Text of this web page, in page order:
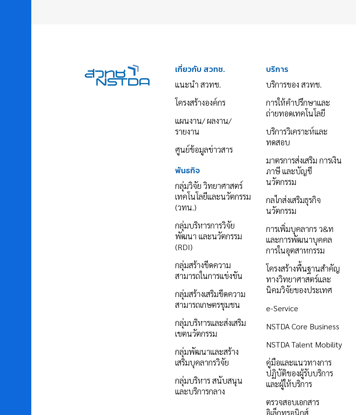
เกี่ยวกับ สวทช.
แนะนำ สวทช.
โครงสร้างองค์กร
แผนงาน/ ผลงาน/
รายงาน
ศูนย์ข้อมูลข่าวสาร
พันธกิจ
กลุ่มวิจัย วิทยาศาสตร์
เทคโนโลยีและนวัตกรรม
(วทน.)
กลุ่มบริหารการวิจัย
พัฒนา และนวัตกรรม
(RDI)
กลุ่มสร้างขีดความ
สามารถในการแข่งขัน
กลุ่มสร้างเสริมขีดความ
สามารถเกษตรชุมชน
กลุ่มบริหารและส่งเสริม
เขตนวัตกรรม
กลุ่มพัฒนาและสร้าง
เสริมบุคลากรวิจัย
กลุ่มบริหาร สนับสนุน
และบริการกลาง
บริการ
บริการของ สวทช.
การให้คำปรึกษาและ
ถ่ายทอดเทคโนโลยี
บริการวิเคราะห์และ
ทดสอบ
มาตรการส่งเสริม การเงิน
ภาษี และบัญชี
นวัตกรรม
กลไกส่งเสริมธุรกิจ
นวัตกรรม
การเพิ่มบุคลากร ว&ท
และการพัฒนาบุคคล
การในอุตสาหกรรม
โครงสร้างพื้นฐานสำคัญ
ทางวิทยาศาสตร์และ
นิคมวิจัยของประเทศ
e-Service
NSTDA Core Business
NSTDA Talent Mobility
คู่มือและแนวทางการ
ปฏิบัติของผู้รับบริการ
และผู้ให้บริการ
ตรวจสอบเอกสาร
อิเล็กทรอนิกส์